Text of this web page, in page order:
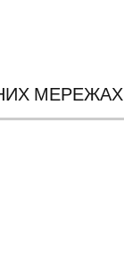
МЕРЕЖАХ